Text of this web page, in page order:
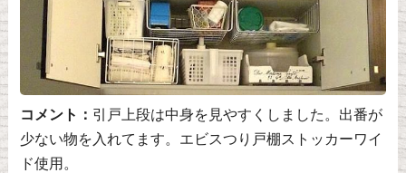
コメント： 引戸上段は中身を見やすくしました。出番が
少ない物を入れてます。エビスつり戸棚ストッカーワイ
ド使用。